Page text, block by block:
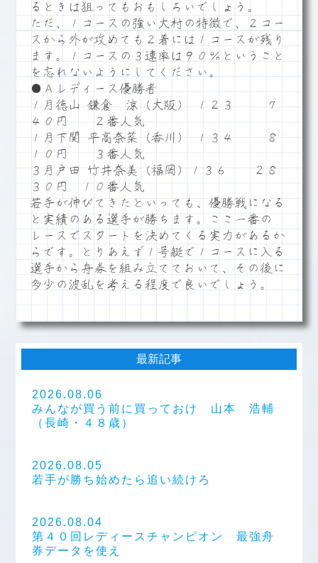
るときは狙ってもおもしろいでしょう。
ただ、１コースの強い大村の特徴で、２コー
スから外が攻めても２着には１コースが残り
ます。１コースの３連率は９０％ということ
を忘れないようにしてください。
●Ａレディース優勝者
１月徳山 鎌倉 涼（大阪） １２３ ７
４０円 ２番人気
１月下関 平高奈菜（香川） １３４ ８
１０円 ３番人気
３月戸田 竹井奈美（福岡）１３６ ２８
３０円 １０番人気
若手が伸びてきたといっても、優勝戦になる
と実績のある選手が勝ちます。ここ一番の
レースでスタートを決めてくる実力があるか
らです。とりあえず１号艇で１コースに入る
選手から舟券を組み立てておいて、その後に
多少の波乱を考える程度で良いでしょう。
最新記事
2026.08.06
みんなが買う前に買っておけ 山本 浩輔
（長崎・４８歳）
2026.08.05
若手が勝ち始めたら追い続けろ
2026.08.04
第４０回レディースチャンピオン 最強舟
券データを使え